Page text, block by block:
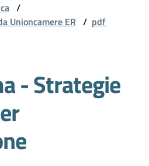
/
Unioncamere ER / pdf
- Strategie